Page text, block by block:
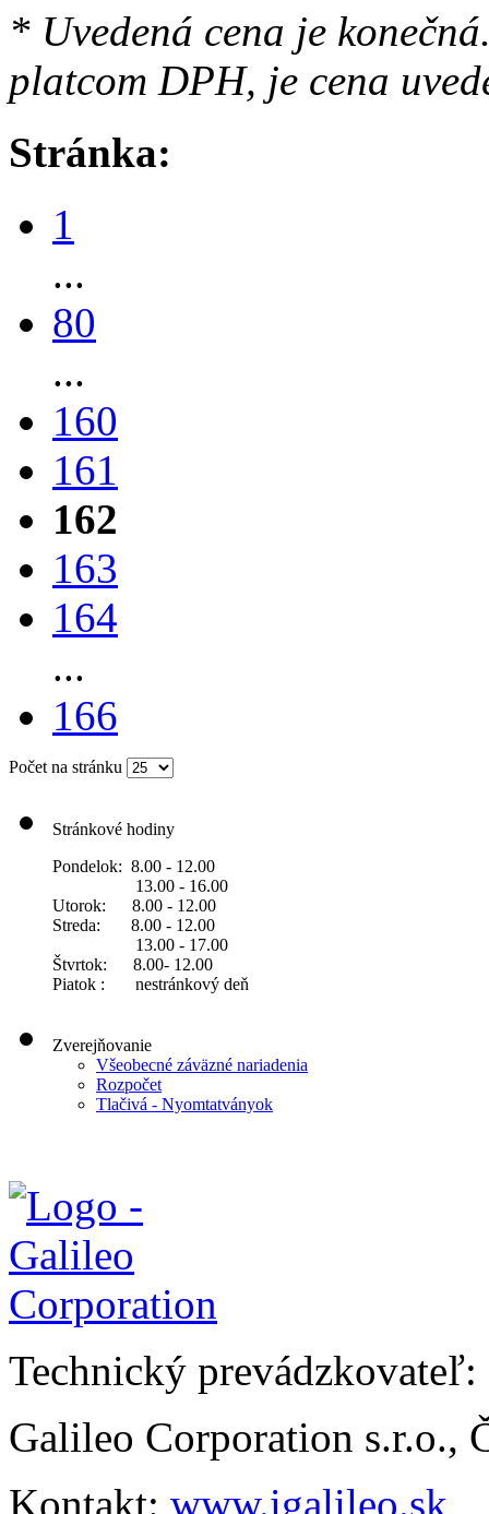
* Uvedená cena je
platcom DPH, je cena
Stránka:
1
...
80
...
160
161
162
163
164
...
166
Počet na stránku
Stránkové hodiny
Pondelok: 8.00 - 12.00
13.00 - 16.00
Utorok: 8.00 - 12.00
Streda: 8.00 - 12.00
13.00 - 17.00
Štvrtok: 8.00- 12.00
Piatok : nestránkový deň
Zverejňovanie
Všeobecné záväzné nariadenia
Rozpočet
Tlačivá - Nyomtatványok
Technický prevádzkovateľ:
Galileo Corporation s.r.o.,
Kontakt: www.igalileo.sk